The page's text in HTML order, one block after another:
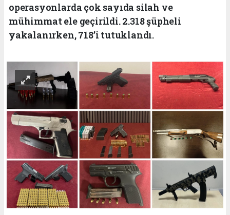
operasyonlarda çok sayıda silah ve
mühimmat ele geçirildi. 2.318 şüpheli
yakalanırken, 718’i tutuklandı.